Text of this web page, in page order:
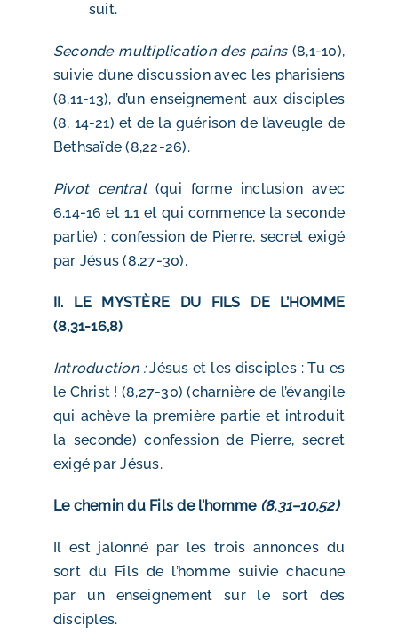
suit.
Seconde multiplication des pains (8,1-10),
suivie d’une discussion avec les pharisiens
(8,11-13), d’un enseignement aux disciples
(8, 14-21) et de la guérison de l’aveugle de
Bethsaïde (8,22-26).
Pivot central (qui forme inclusion avec
6,14-16 et 1,1 et qui commence la seconde
partie) : confession de Pierre, secret exigé
par Jésus (8,27-30).
II. LE MYSTÈRE DU FILS DE L’HOMME
(8,31-16,8)
Introduction :Jésus et les disciples : Tu es
le Christ ! (8,27-30) (charnière de l’évangile
qui achève la première partie et introduit
la seconde) confession de Pierre, secret
exigé par Jésus.
Le chemin du Fils de l’homme (8,31–10,52)
Il est jalonné par les trois annonces du
sort du Fils de l’homme suivie chacune
par un enseignement sur le sort des
disciples.